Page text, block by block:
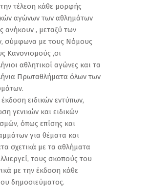
τέλεση κάθε μορφής
αγώνων των αθλημάτων
ανήκουν , μεταξύ των
σύμφωνα με τους Νόμους
Κανονισμούς ,οι
αθλητικοί αγώνες και τα
Πρωταθλήματα όλων των
ειδικών εντύπων,
γενικών και ειδικών
όπως επίσης και
για θέματα και
σχετικά με τα αθλήματα
τους σκοπούς του
με την έκδοση κάθε
δημοσιεύματος.